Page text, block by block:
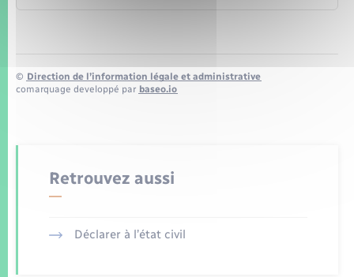
© Direction de l’information légale et administrative
comarquage developpé par baseo.io
Retrouvez aussi
Déclarer à l’état civil